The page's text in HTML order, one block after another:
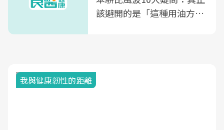
該避開的是「這種用油方
我與健康韌性的距離